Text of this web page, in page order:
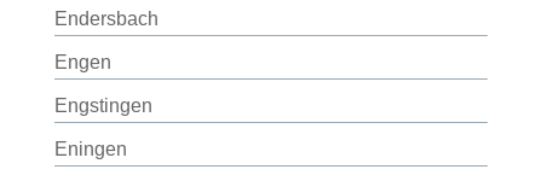
Endersbach
Engen
Engstingen
Eningen